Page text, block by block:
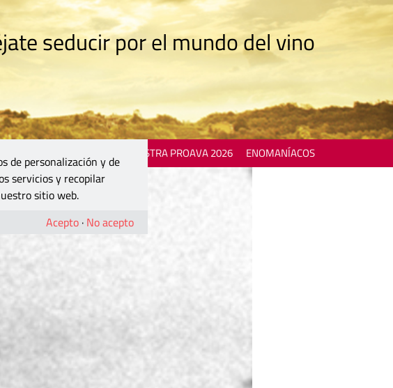
seducir por el mundo del vino
MOSTRA PROAVA 2026 ENOMANÍACOS
de personalización y de
servicios y recopilar
sitio web.
Acepto · No acepto